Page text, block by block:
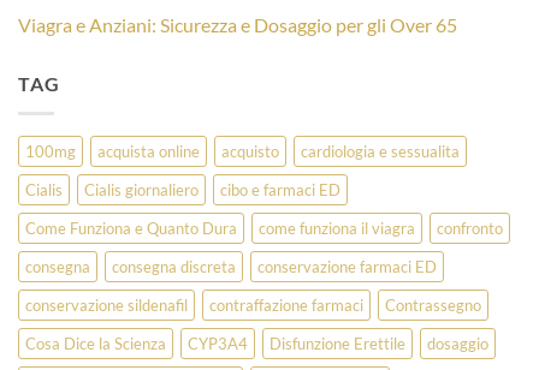
Viagra e Anziani: Sicurezza e Dosaggio per gli Over 65
TAG
100mg acquista online acquisto
cardiologia e sessualita
Cialis
Cialis giornaliero
cibo e farmaci ED
Come Funziona e Quanto Dura
come funziona il viagra
confronto
consegna
consegna discreta
conservazione farmaci ED
conservazione sildenafil
contraffazione farmaci
Contrassegno
Cosa Dice la Scienza
CYP3A4 Disfunzione Erettile
dosaggio